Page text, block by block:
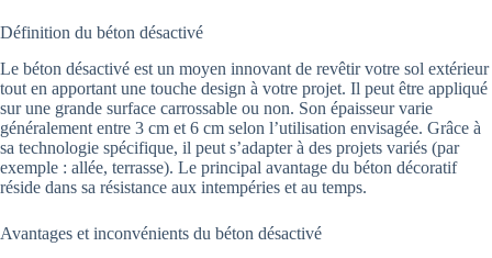
Définition du béton désactivé
Le béton désactivé est un moyen innovant de revêtir votre sol extérieur
tout en apportant une touche design à votre projet. Il peut être appliqué
sur une grande surface carrossable ou non. Son épaisseur varie
généralement entre 3 cm et 6 cm selon l’utilisation envisagée. Grâce à
sa technologie spécifique, il peut s’adapter à des projets variés (par
exemple : allée, terrasse). Le principal avantage du béton décoratif
réside dans sa résistance aux intempéries et au temps.
Avantages et inconvénients du béton désactivé